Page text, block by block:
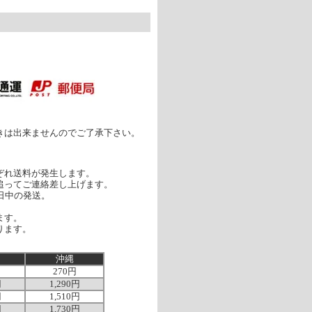
出来ませんのでご了承下さい。
送料が発生します。
てご連絡差し上げます。
の発送。
。
す。
沖縄
270円
1,290円
1,510円
1,730円